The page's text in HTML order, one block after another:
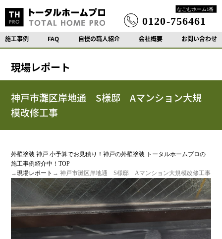
施工事例 FAQ 自慢の職人紹介 会社概要 お問い合わせ
現場レポート
神戸市灘区岸地通 S様邸 Aマンション大規
模改修工事
外壁塗装 神戸 小予算でお見積り！神戸の外壁塗装 トータルホームプロの
施工事例紹介中！TOP
→現場レポート → 神戸市灘区岸地通 S様邸 Aマンション大規模改修工事